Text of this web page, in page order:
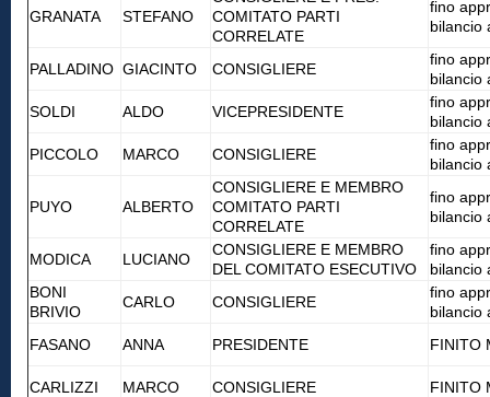
GRANATA STEFANO
COMITATO PARTI
CORRELATE
fino
bilancio
PALLADINO GIACINTO CONSIGLIERE
fino
bilancio
SOLDI
ALDO VICEPRESIDENTE
fino
bilancio
PICCOLO
MARCO CONSIGLIERE
fino
bilancio
PUYO ALBERTO
CONSIGLIERE E MEMBRO
COMITATO PARTI
CORRELATE
fino
bilancio
MODICA LUCIANO
CONSIGLIERE E MEMBRO
DEL COMITATO ESECUTIVO
fino
bilancio
BONI
BRIVIO
CARLO CONSIGLIERE
fino
bilancio
FASANO
ANNA PRESIDENTE FINITO
CARLIZZI MARCO CONSIGLIERE FINITO